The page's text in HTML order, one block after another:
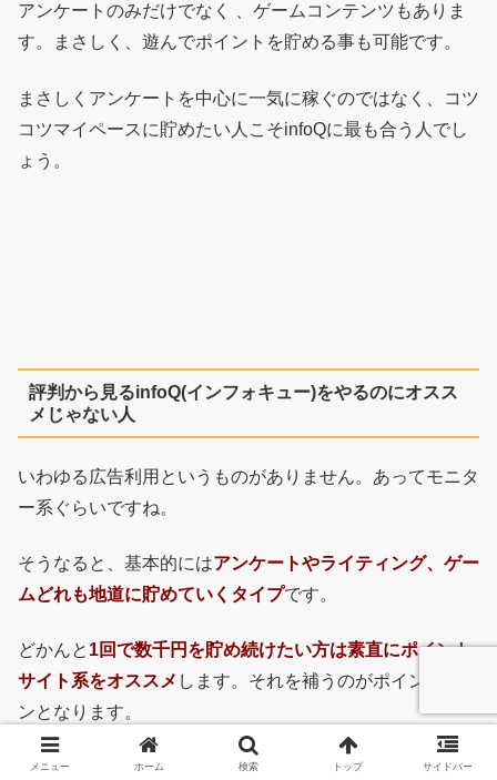
アンケートのみだけでなく 、ゲームコンテンツもありま
す。まさしく、遊んでポイントを貯める事も可能です。
まさしくアンケートを中心に一気に稼ぐのではなく、コツ
コツマイペースに貯めたい人こそinfoQに最も合う人でし
ょう。
評判から見るinfoQ(インフォキュー)をやるのにオスス
メじゃない人
いわゆる広告利用というものがありません。あってモニタ
ー系ぐらいですね。
そうなると、基本的にはアンケートやライティング、ゲー
ムどれも地道に貯めていくタイプです。
どかんと 1回で数千円を貯め続けたい方は素直にポイント
サイト系をオススメ します。それを補うのがポイントタウ
ンとなります。
ただ、アンケートでも報酬が大きい物もありますので、そ
メニュー ホーム 検索 トップ サイドバー